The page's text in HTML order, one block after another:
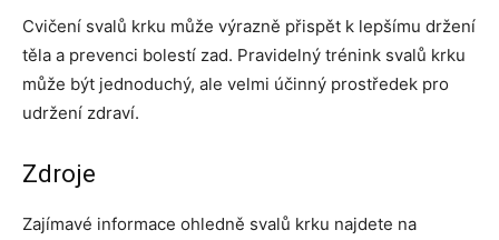
Cvičení svalů krku může výrazně přispět k lepšímu držení
těla a prevenci bolestí zad. Pravidelný trénink svalů krku
může být jednoduchý, ale velmi účinný prostředek pro
udržení zdraví.
Zdroje
Zajímavé informace ohledně svalů krku najdete na